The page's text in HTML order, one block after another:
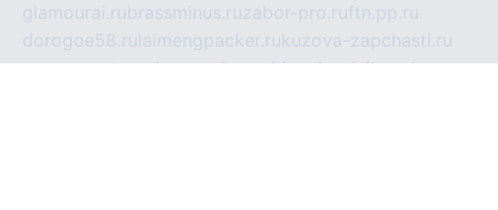
glamourai.rubrassminus.ruzabor-pro.ruftn.pp.ru
dorogoe58.ru laimengpacker.rukuzova-zapchasti.ru
sageerp.rutaxodrom.rudsrazvitie.ruhardcity.net.ru